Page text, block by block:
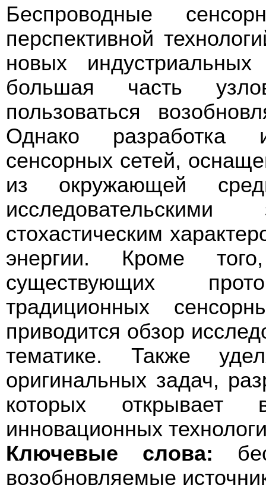
Беспроводные
перспективной
новых
большая часть
пользоваться
Однако разработка
сенсорных сетей,
из окружающей
стохастическим
энергии. Кроме
существующих
традиционных
приводится обзор
тематике. Также
оригинальных задач,
которых открывает
инновационных
Ключевые слова:
возобновляемые